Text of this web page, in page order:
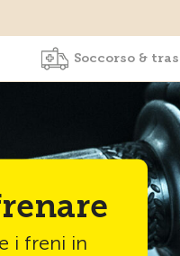
Soccorso &
i freni in